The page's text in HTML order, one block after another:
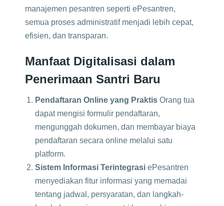
manajemen pesantren seperti ePesantren,
semua proses administratif menjadi lebih cepat,
efisien, dan transparan.
Manfaat Digitalisasi dalam
Penerimaan Santri Baru
Pendaftaran Online yang Praktis Orang tua
dapat mengisi formulir pendaftaran,
mengunggah dokumen, dan membayar biaya
pendaftaran secara online melalui satu
platform.
Sistem Informasi Terintegrasi ePesantren
menyediakan fitur informasi yang memadai
tentang jadwal, persyaratan, dan langkah-